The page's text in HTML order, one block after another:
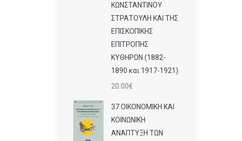
ΚΩΝΣΤΑΝΤΙΝΟΥ
ΣΤΡΑΤΟΥΛΗ ΚΑΙ ΤΗΣ
ΕΠΙΣΚΟΠΙΚΗΣ
ΕΠΙΤΡΟΠΗΣ
ΚΥΘΗΡΩΝ (1882-
1890 και 1917-1921)
20.00€
37.ΟΙΚΟΝΟΜΙΚΗ ΚΑΙ
ΚΟΙΝΩΝΙΚΗ
ΑΝΑΠΤΥΞΗ ΤΩΝ